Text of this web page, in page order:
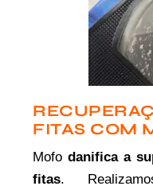
FITAS COM
Mofodanifica a
fitas.